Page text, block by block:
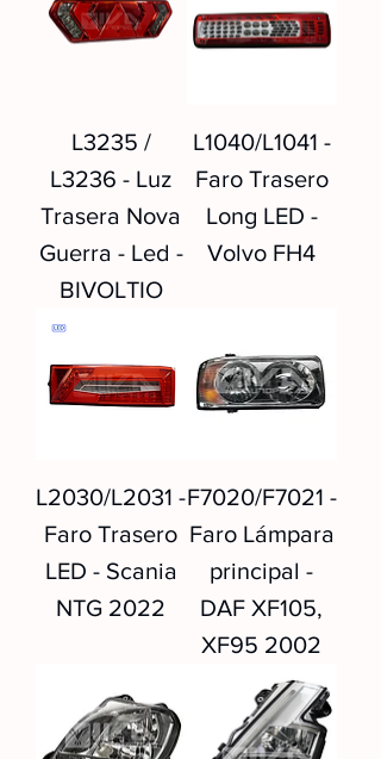
L3235 /
L3236 - Luz
Trasera Nova
Guerra - Led -
BIVOLTIO
L1040/L1041 -
Faro Trasero
Long LED -
Volvo FH4
L2030/L2031 -
Faro Trasero
LED - Scania
NTG 2022
F7020/F7021 -
Faro Lámpara
principal -
DAF XF105,
XF95 2002